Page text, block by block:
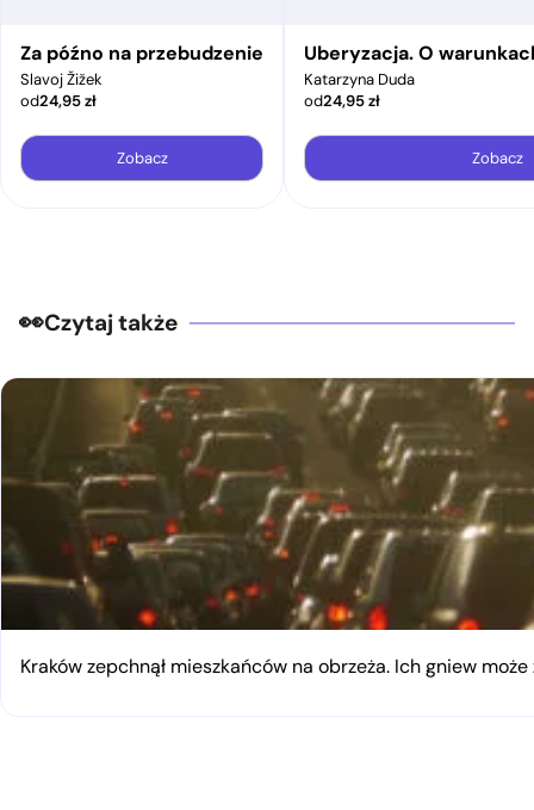
Za późno na przebudzenie
Slavoj Žižek
od24,95zł
Zobacz
Uberyzacja. O
Katarzyna Duda
od24,95zł
Zobacz
Czytaj także
Kraków zepchnął mieszkańców na obrzeża. Ich gniew